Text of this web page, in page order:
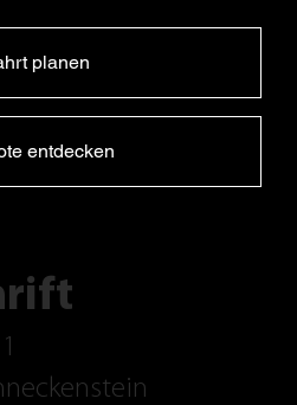
entdecken
planen